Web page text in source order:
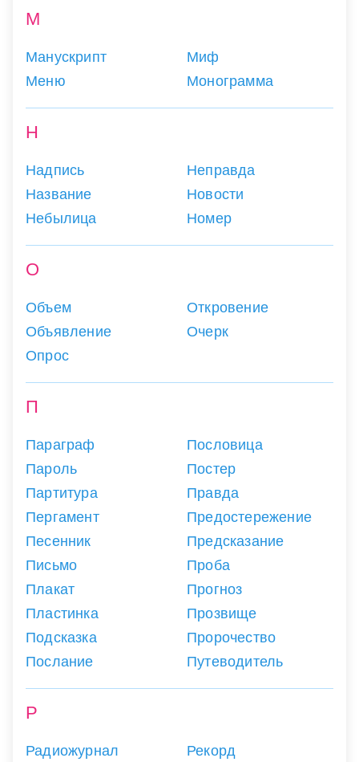
М
Манускрипт
Меню
Миф
Монограмма
Н
Надпись
Название
Небылица
Неправда
Новости
Номер
О
Объем
Объявление
Опрос
Откровение
Очерк
П
Параграф
Пароль
Партитура
Пергамент
Песенник
Письмо
Плакат
Пластинка
Подсказка
Послание
Пословица
Постер
Правда
Предостережение
Предсказание
Проба
Прогноз
Прозвище
Пророчество
Путеводитель
Р
Радиожурнал
Рекорд